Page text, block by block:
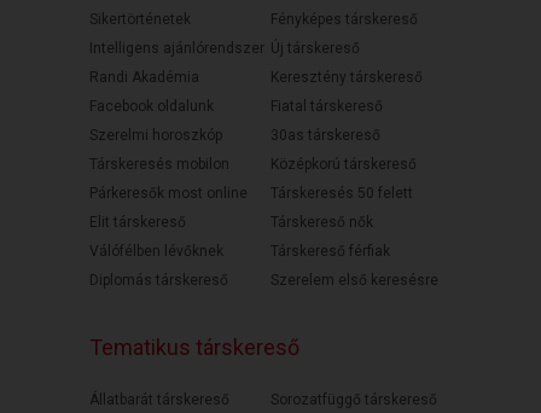
Sikertörténetek
Intelligens ajánlórendszer
Randi Akadémia
Facebook oldalunk
Szerelmi horoszkóp
Társkeresés mobilon
Párkeresők most online
Elit társkereső
Válófélben lévőknek
Diplomás társkereső
Fényképes társkereső
Új társkereső
Keresztény társkereső
Fiatal társkereső
30as társkereső
Középkorú társkereső
Társkeresés 50 felett
Társkereső nők
Társkereső férfiak
Szerelem első keresésre
Tematikus társkereső
Állatbarát társkereső
Sorozatfüggő társkereső